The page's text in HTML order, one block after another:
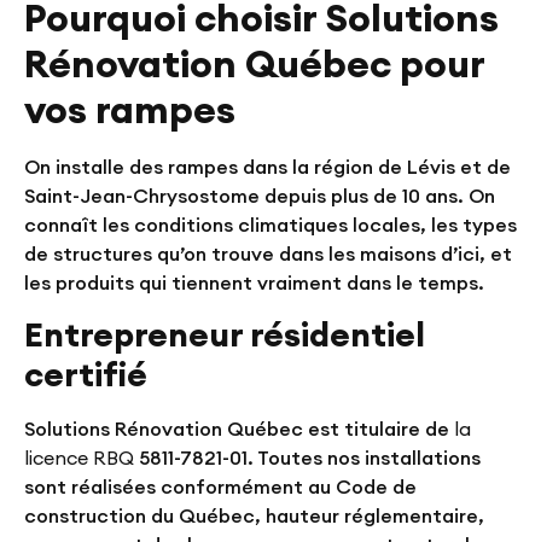
Pourquoi choisir Solutions
Rénovation Québec pour
vos rampes
On installe des rampes dans la région de Lévis et de
Saint-Jean-Chrysostome depuis plus de 10 ans. On
connaît les conditions climatiques locales, les types
de structures qu’on trouve dans les maisons d’ici, et
les produits qui tiennent vraiment dans le temps.
Entrepreneur résidentiel
certifié
Solutions Rénovation Québec est titulaire de la
licence RBQ 5811-7821-01. Toutes nos installations
sont réalisées conformément au Code de
construction du Québec, hauteur réglementaire,